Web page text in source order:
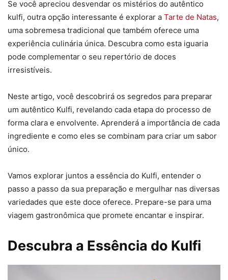
Se você apreciou desvendar os mistérios do autêntico
kulfi, outra opção interessante é explorar a Tarte de Natas,
uma sobremesa tradicional que também oferece uma
experiência culinária única. Descubra como esta iguaria
pode complementar o seu repertório de doces
irresistíveis.
Neste artigo, você descobrirá os segredos para preparar
um autêntico Kulfi, revelando cada etapa do processo de
forma clara e envolvente. Aprenderá a importância de cada
ingrediente e como eles se combinam para criar um sabor
único.
Vamos explorar juntos a essência do Kulfi, entender o
passo a passo da sua preparação e mergulhar nas diversas
variedades que este doce oferece. Prepare-se para uma
viagem gastronômica que promete encantar e inspirar.
Descubra a Essência do Kulfi